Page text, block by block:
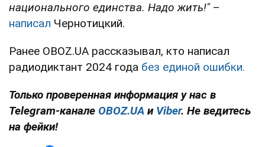
национального единства. Надо жить!"–
написал Чернотицкий.
Ранее OBOZ.UA рассказывал, кто написал
радиодиктант 2024 года без единой ошибки.
Только проверенная информация у нас в
Telegram-канале OBOZ.UA и Viber. Не ведитесь
на фейки!